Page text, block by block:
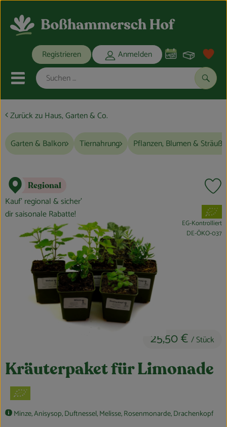
Registrieren Anmelden
Mobiles Menu öffnen oder
Bio-Kochkisten
THEMENWELTEN
ANGEBOTE
REGIONALES
Obst & Gemüse
Kühltheke
Bäckerei
Vorratskammer
Haus, Garten & Co.
So geht’s
Zurück zu Haus, Garten & Co.
Garten & Balkon Tiernahrung Pflanzen, Blumen & Sträuße
Kräuterpaket für Limonade
Minze, Anisysop, Duftnessel, Melisse, Rosenmonarde, Drachenkopf
25,50 € / Stück
Regional
Kauf’ regional & sicher’
dir saisonale Rabatte!
, Verband:
EG-Kontrolliert
, Kontrollstelle:
DE-ÖKO-037